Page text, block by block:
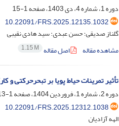
دوره 1، شماره 4، دی 1403، صفحه
1-15
10.22091/FRS.2025.12135.1032
گلناز صدیقی؛ حسن عبدی؛ سید هادی نقیبی
مشاهده مقاله
اصل مقاله 1.15 M
تأثیر تمرینات حیاط پویا بر تبحرحرکتی و
دوره 2، شماره 1، فروردین 1404، صفحه
1-13
10.22091/FRS.2025.12312.1038
الهه آزادیان